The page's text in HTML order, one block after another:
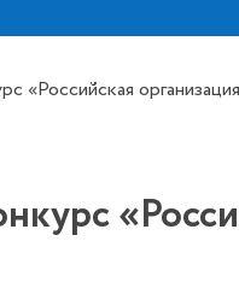
«Российская